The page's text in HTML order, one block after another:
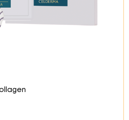
làm sáng da, cải thiện độ
thâm nám.
độ đàn hồi của da, giúp
làm săn chắc da.
Vulgaris & Chiết xuất
dịu da, chống viêm và phục